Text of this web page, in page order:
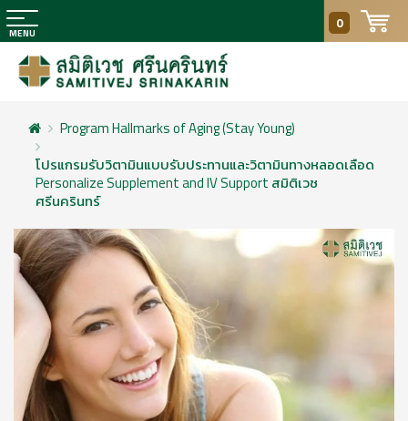
0
Program Hallmarks of Aging (Stay Young)
โปรแกรมรับวิตามินแบบรับประทานและวิตามินทางหลอดเลือด
Personalize Supplement and IV Support สมิติเวช
ศรีนครินทร์